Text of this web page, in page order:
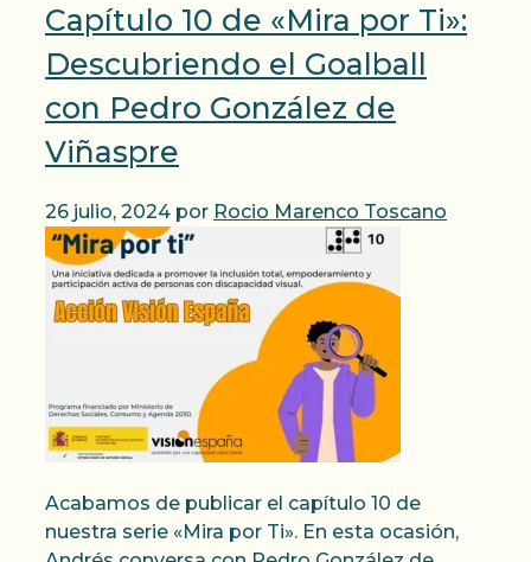
Capítulo 10 de «Mira por Ti»:
Descubriendo el Goalball
con Pedro González de
Viñaspre
26 julio, 2024 por Rocio Marenco Toscano
Acabamos de publicar el capítulo 10 de
nuestra serie «Mira por Ti». En esta ocasión,